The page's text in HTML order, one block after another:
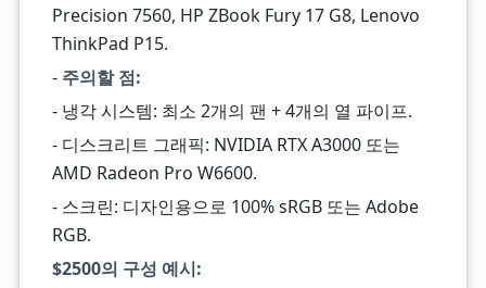
Precision 7560, HP ZBook Fury 17 G8, Lenovo
ThinkPad P15.
- 주의할 점:
- 냉각 시스템: 최소 2개의 팬 + 4개의 열 파이프.
- 디스크리트 그래픽: NVIDIA RTX A3000 또는
AMD Radeon Pro W6600.
- 스크린: 디자인용으로 100% sRGB 또는 Adobe
RGB.
$2500의 구성 예시: